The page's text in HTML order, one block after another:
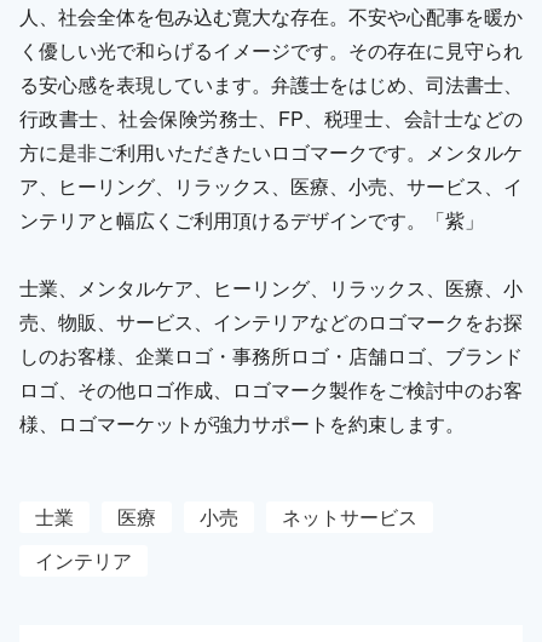
人、社会全体を包み込む寛大な存在。不安や心配事を暖か
く優しい光で和らげるイメージです。その存在に見守られ
る安心感を表現しています。弁護士をはじめ、司法書士、
行政書士、社会保険労務士、FP、税理士、会計士などの
方に是非ご利用いただきたいロゴマークです。メンタルケ
ア、ヒーリング、リラックス、医療、小売、サービス、イ
ンテリアと幅広くご利用頂けるデザインです。「紫」
士業、メンタルケア、ヒーリング、リラックス、医療、小
売、物販、サービス、インテリアなどのロゴマークをお探
しのお客様、企業ロゴ・事務所ロゴ・店舗ロゴ、ブランド
ロゴ、その他ロゴ作成、ロゴマーク製作をご検討中のお客
様、ロゴマーケットが強力サポートを約束します。
士業 医療 小売
ネットサービス
インテリア